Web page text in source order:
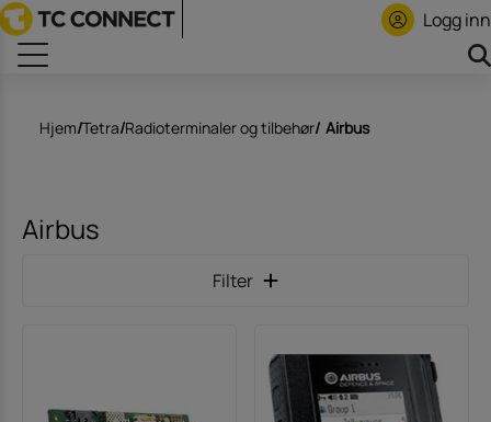
Logg inn
Hjem/Tetra/Radioterminaler og tilbehør/ Airbus
Airbus
Filter